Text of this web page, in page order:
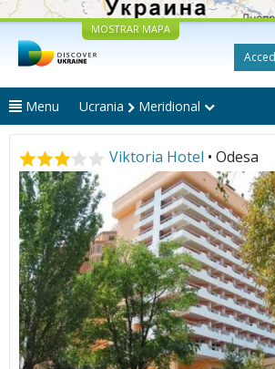
MOSTRAR MAPA
Menu Ucrania Meridional
Viktoria Hotel • Odesa